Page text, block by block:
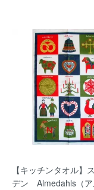
【キッチンタオル】
デン Almedahls（ア